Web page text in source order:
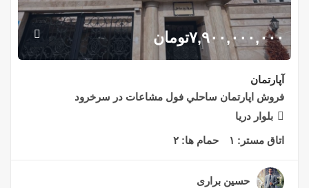
۷,۹۰۰,۰۰۰,۰۰۰تومان
آپارتمان
فروش اپارتمان ساحلي فول مشاعات در سرخرود
بلوار دريا
اتاق مستر: ۱ حمام ها: ۲
حسین براری